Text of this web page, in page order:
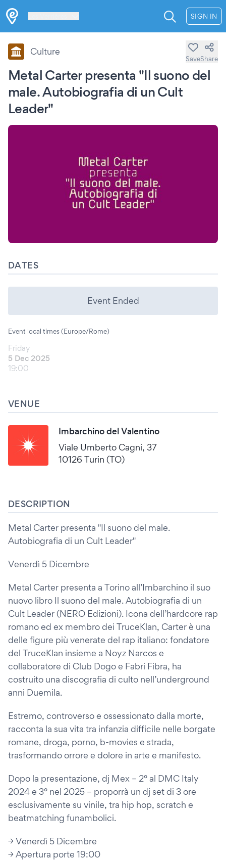
SIGN IN
Metal Carter presenta "Il suono del
male. Autobiografia di un Cult
Leader"
Culture
SaveShare
DATES
Event Ended
Event local times (Europe/Rome)
Friday
5 Dec 2025
19:00
VENUE
Imbarchino del Valentino
Viale Umberto Cagni, 37
10126 Turin (TO)
DESCRIPTION
Metal Carter presenta "Il suono del male.
Autobiografia di un Cult Leader"
Venerdì 5 Dicembre
Metal Carter presenta a Torino all’Imbarchino il suo
nuovo libro Il suono del male. Autobiografia di un
Cult Leader (NERO Edizioni). Icona dell’hardcore rap
romano ed ex membro dei TruceKlan, Carter è una
delle figure più venerate del rap italiano: fondatore
del TruceKlan insieme a Noyz Narcos e
collaboratore di Club Dogo e Fabri Fibra, ha
costruito una discografia di culto nell’underground
anni Duemila.
Estremo, controverso e ossessionato dalla morte,
racconta la sua vita tra infanzia difficile nelle borgate
romane, droga, porno, b-movies e strada,
trasformando orrore e dolore in arte e manifesto.
Dopo la presentazione, dj Mex – 2° al DMC Italy
2024 e 3° nel 2025 – proporrà un dj set di 3 ore
esclusivamente su vinile, tra hip hop, scratch e
beatmatching funambolici.
→ Venerdì 5 Dicembre
→ Apertura porte 19:00